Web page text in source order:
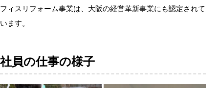
フィスリフォーム事業は、大阪の経営革新事業にも認定されて
います。
社員の仕事の様子